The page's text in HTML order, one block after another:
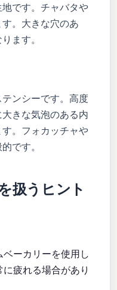
です。チャバタや
。大きな穴のあ
ます。
ンシーです。高度
きな気泡のある内
。フォカッチャや
です。
扱うヒント
ーカリーを使用し
疲れる場合があり